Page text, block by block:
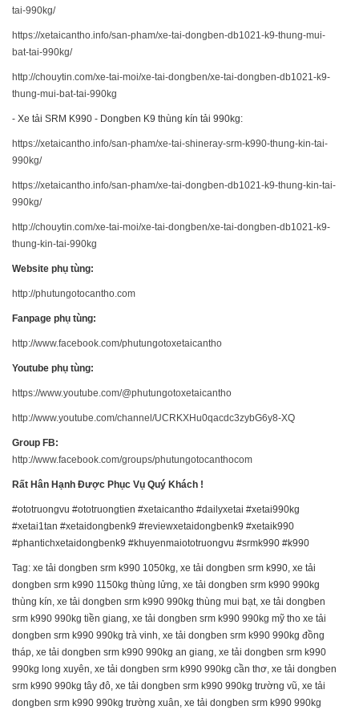
tai-990kg/
https://xetaicantho.info/san-pham/xe-tai-dongben-db1021-k9-thung-mui-
bat-tai-990kg/
http://chouytin.com/xe-tai-moi/xe-tai-dongben/xe-tai-dongben-db1021-k9-
thung-mui-bat-tai-990kg
- Xe tải SRM K990 - Dongben K9 thùng kín tải 990kg:
https://xetaicantho.info/san-pham/xe-tai-shineray-srm-k990-thung-kin-tai-
990kg/
https://xetaicantho.info/san-pham/xe-tai-dongben-db1021-k9-thung-kin-tai-
990kg/
http://chouytin.com/xe-tai-moi/xe-tai-dongben/xe-tai-dongben-db1021-k9-
thung-kin-tai-990kg
Website phụ tùng:
http://phutungotocantho.com
Fanpage phụ tùng:
http://www.facebook.com/phutungotoxetaicantho
Youtube phụ tùng:
https://www.youtube.com/@phutungotoxetaicantho
http://www.youtube.com/channel/UCRKXHu0qacdc3zybG6y8-XQ
Group FB:
http://www.facebook.com/groups/phutungotocanthocom
Rất Hân Hạnh Được Phục Vụ Quý Khách !
#ototruongvu #ototruongtien #xetaicantho #dailyxetai #xetai990kg
#xetai1tan #xetaidongbenk9 #reviewxetaidongbenk9 #xetaik990
#phantichxetaidongbenk9 #khuyenmaiototruongvu #srmk990 #k990
Tag: xe tải dongben srm k990 1050kg, xe tải dongben srm k990, xe tải
dongben srm k990 1150kg thùng lửng, xe tải dongben srm k990 990kg
thùng kín, xe tải dongben srm k990 990kg thùng mui bạt, xe tải dongben
srm k990 990kg tiền giang, xe tải dongben srm k990 990kg mỹ tho xe tải
dongben srm k990 990kg trà vinh, xe tải dongben srm k990 990kg đồng
tháp, xe tải dongben srm k990 990kg an giang, xe tải dongben srm k990
990kg long xuyên, xe tải dongben srm k990 990kg cần thơ, xe tải dongben
srm k990 990kg tây đô, xe tải dongben srm k990 990kg trường vũ, xe tải
dongben srm k990 990kg trường xuân, xe tải dongben srm k990 990kg